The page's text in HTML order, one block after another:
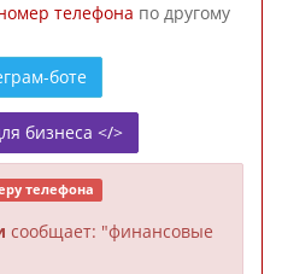
телефона по другому
боте
бизнеса </>
телефона
сообщает: "финансовые